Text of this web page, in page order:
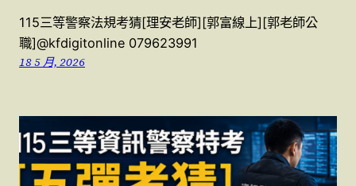
115三等警察法規考猜[理安老師][郭富線上][郭老師公
職]@kfdigitonline 079623991
18 5 月, 2026